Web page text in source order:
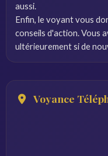
aussi.
Enfin, le voyant vous
conseils d'action. Vous
ultérieurement si de
Voyance